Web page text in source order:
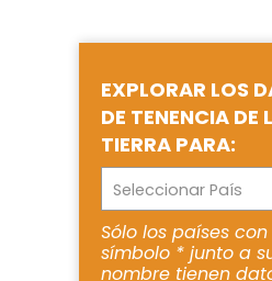
EXPLORAR LOS
DE TENENCIA DE
TIERRA PARA:
Seleccionar País
Sólo los países
símbolo * junto a
nombre tienen